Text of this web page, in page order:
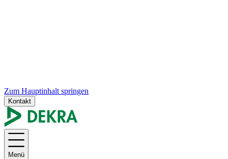
Zum Hauptinhalt springen
Kontakt
Menü